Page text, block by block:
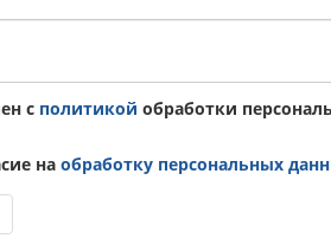
с политикой обработки
на обработку персональных